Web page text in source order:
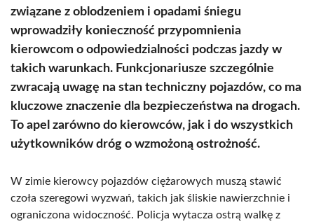
związane z oblodzeniem i opadami śniegu
wprowadziły konieczność przypomnienia
kierowcom o odpowiedzialności podczas jazdy w
takich warunkach. Funkcjonariusze szczególnie
zwracają uwagę na stan techniczny pojazdów, co ma
kluczowe znaczenie dla bezpieczeństwa na drogach.
To apel zarówno do kierowców, jak i do wszystkich
użytkowników dróg o wzmożoną ostrożność.
W zimie kierowcy pojazdów ciężarowych muszą stawić
czoła szeregowi wyzwań, takich jak śliskie nawierzchnie i
ograniczona widoczność. Policja wytacza ostrą walkę z